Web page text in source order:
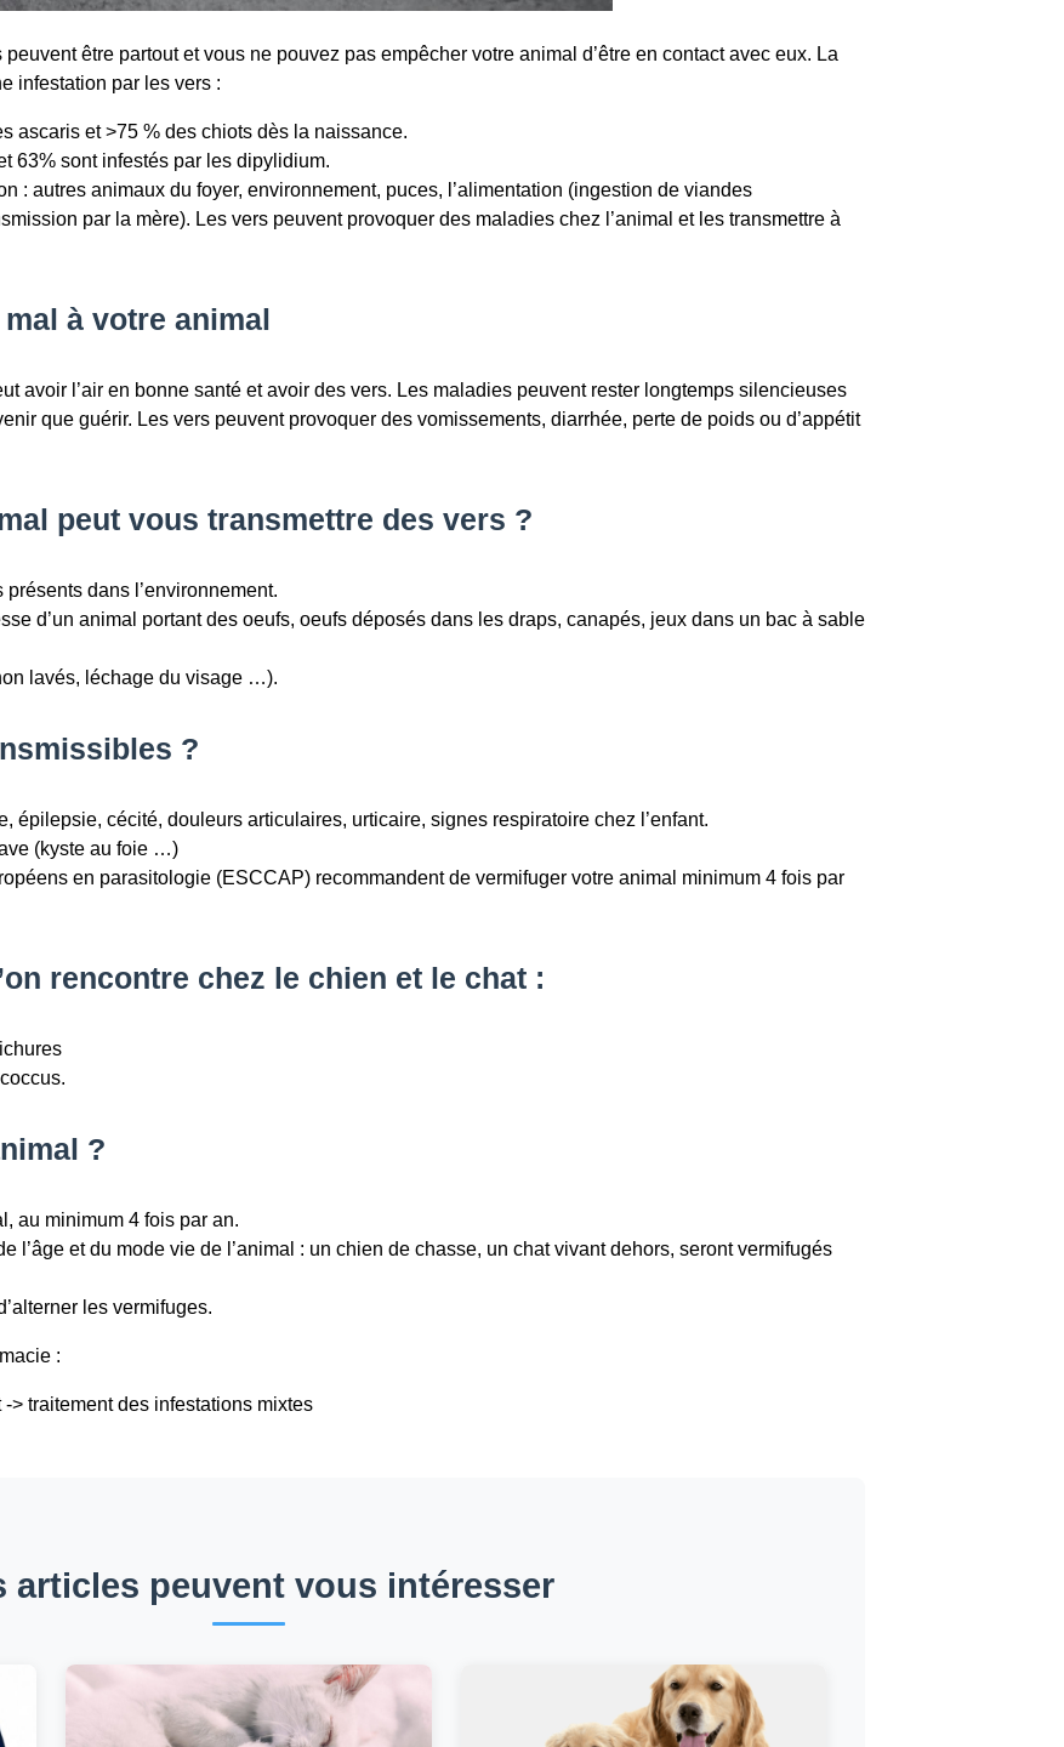
être partout et vous ne pouvez pas empêcher votre animal d’être en contact avec eux. La
infestation par les vers :
ascaris et >75 % des chiots dès la naissance.
63% sont infestés par les dipylidium.
: autres animaux du foyer, environnement, puces, l’alimentation (ingestion de viandes
par la mère). Les vers peuvent provoquer des maladies chez l’animal et les transmettre à
à votre animal
avoir l’air en bonne santé et avoir des vers. Les maladies peuvent rester longtemps silencieuses
que guérir. Les vers peuvent provoquer des vomissements, diarrhée, perte de poids ou d’appétit
peut vous transmettre des vers ?
dans l’environnement.
d’un animal portant des oeufs, oeufs déposés dans les draps, canapés, jeux dans un bac à sable
lavés, léchage du visage …).
?
épilepsie, cécité, douleurs articulaires, urticaire, signes respiratoire chez l’enfant.
(kyste au foie …)
en parasitologie (ESCCAP) recommandent de vermifuger votre animal minimum 4 fois par
rencontre chez le chien et le chat :
?
au minimum 4 fois par an.
l’âge et du mode vie de l’animal : un chien de chasse, un chat vivant dehors, seront vermifugés
les vermifuges.
:
> traitement des infestations mixtes
articles peuvent vous intéresser